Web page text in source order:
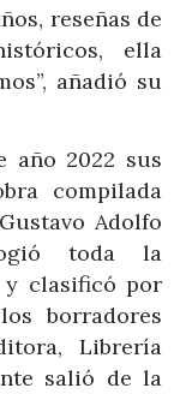
reseñas de
ella
añadió su
año 2022 sus
compilada
Adolfo
toda la
clasificó por
borradores
Librería
salió de la